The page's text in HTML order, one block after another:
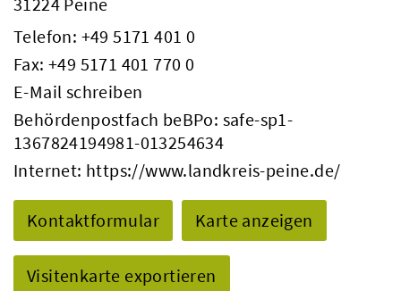
Telefon: +49 5171 401 0
Fax: +49 5171 401 770 0
E-Mail schreiben
Behördenpostfach beBPo: safe-sp1-
1367824194981-013254634
Internet: https://www.landkreis-peine.de/
Kontaktformular Karte anzeigen
Visitenkarte exportieren